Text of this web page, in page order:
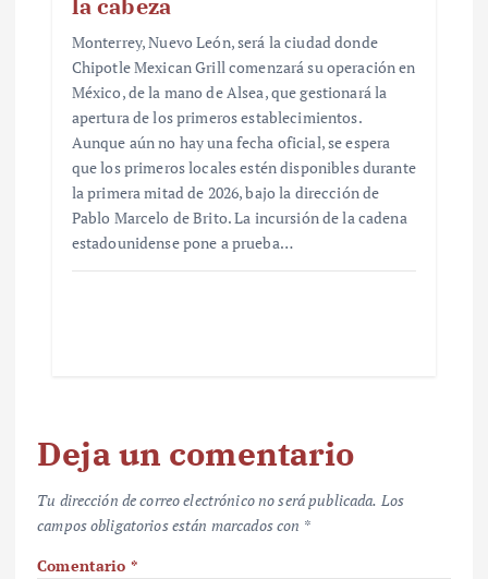
la cabeza
Monterrey, Nuevo León, será la ciudad donde
Chipotle Mexican Grill comenzará su operación en
México, de la mano de Alsea, que gestionará la
apertura de los primeros establecimientos.
Aunque aún no hay una fecha oficial, se espera
que los primeros locales estén disponibles durante
la primera mitad de 2026, bajo la dirección de
Pablo Marcelo de Brito. La incursión de la cadena
estadounidense pone a prueba…
Deja un comentario
Tu dirección de correo electrónico no será publicada. Los
campos obligatorios están marcados con *
Comentario *